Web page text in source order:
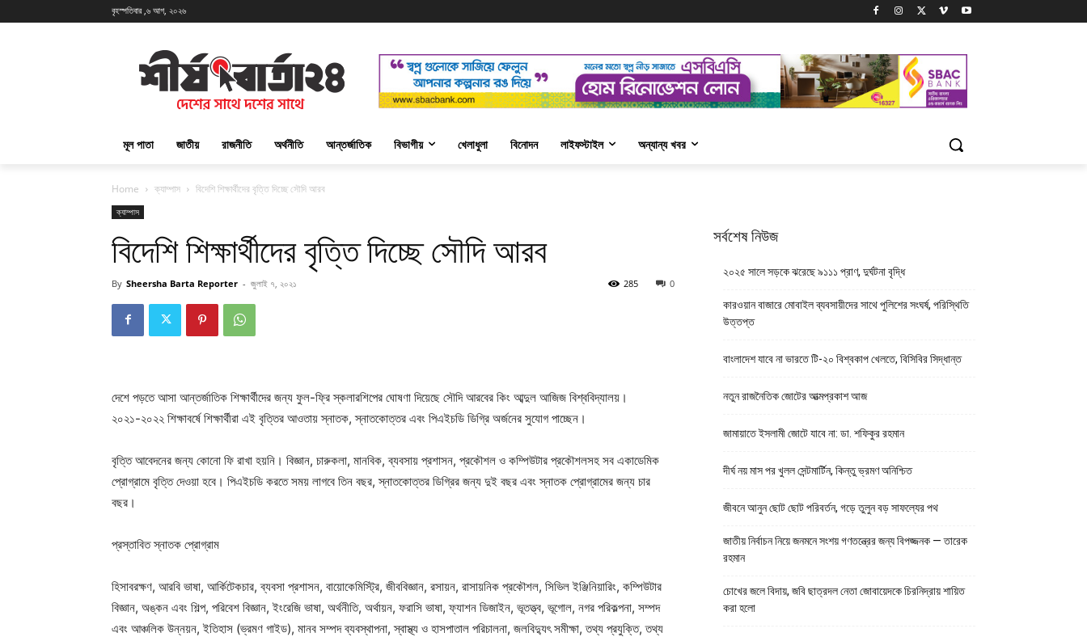
বৃহস্পতিবার ,৬ আগ, ২০২৬
মূল পাতা জাতীয় রাজনীতি অর্থনীতি আন্তর্জাতিক বিভাগীয় খেলাধুলা বিনোদন লাইফস্টাইল অন্যান্য খবর
Home ক্যাম্পাস বিদেশি শিক্ষার্থীদের বৃত্তি দিচ্ছে সৌদি আরব
ক্যাম্পাস
বিদেশি শিক্ষার্থীদের বৃত্তি দিচ্ছে সৌদি আরব
By Sheersha Barta Reporter - জুলাই ৭, ২০২১ 0
285
দেশে পড়তে আসা আন্তর্জাতিক শিক্ষার্থীদের জন্য ফুল-ফ্রি স্কলারশিপের ঘোষণা দিয়েছে সৌদি আরবের কিং আব্দুল আজিজ বিশ্ববিদ্যালয়।
২০২১-২০২২ শিক্ষাবর্ষে শিক্ষার্থীরা এই বৃত্তির আওতায় স্নাতক, স্নাতকোত্তর এবং পিএইচডি ডিগ্রি অর্জনের সুযোগ পাচ্ছেন।
বৃত্তি আবেদনের জন্য কোনো ফি রাখা হয়নি। বিজ্ঞান, চারুকলা, মানবিক, ব্যবসায় প্রশাসন, প্রকৌশল ও কম্পিউটার প্রকৌশলসহ সব একাডেমিক
প্রোগ্রামে বৃত্তি দেওয়া হবে। পিএইচডি করতে সময় লাগবে তিন বছর, স্নাতকোত্তর ডিগ্রির জন্য দুই বছর এবং স্নাতক প্রোগ্রামের জন্য চার
বছর।
প্রস্তাবিত স্নাতক প্রোগ্রাম
হিসাবরক্ষণ, আরবি ভাষা, আর্কিটেকচার, ব্যবসা প্রশাসন, বায়োকেমিস্ট্রি, জীববিজ্ঞান, রসায়ন, রাসায়নিক প্রকৌশল, সিভিল ইঞ্জিনিয়ারিং, কম্পিউটার
বিজ্ঞান, অঙ্কন এবং শিল্প, পরিবেশ বিজ্ঞান, ইংরেজি ভাষা, অর্থনীতি, অর্থায়ন, ফরাসি ভাষা, ফ্যাশন ডিজাইন, ভূতত্ত্ব, ভূগোল, নগর পরিকল্পনা, সম্পদ
এবং আঞ্চলিক উন্নয়ন, ইতিহাস (ভ্রমণ গাইড), মানব সম্পদ ব্যবস্থাপনা, স্বাস্থ্য ও হাসপাতাল পরিচালনা, জলবিদ্যুৎ সমীক্ষা, তথ্য প্রযুক্তি, তথ্য
সর্বশেষ নিউজ
২০২৫ সালে সড়কে ঝরেছে ৯১১১ প্রাণ, দুর্ঘটনা বৃদ্ধি
কারওয়ান বাজারে মোবাইল ব্যবসায়ীদের সাথে পুলিশের সংঘর্ষ, পরিস্থিতি
উত্তপ্ত
বাংলাদেশ যাবে না ভারতে টি-২০ বিশ্বকাপ খেলতে, বিসিবির সিদ্ধান্ত
নতুন রাজনৈতিক জোটের আত্মপ্রকাশ আজ
জামায়াতে ইসলামী জোটে যাবে না: ডা. শফিকুর রহমান
দীর্ঘ নয় মাস পর খুলল সেন্টমার্টিন, কিন্তু ভ্রমণ অনিশ্চিত
জীবনে আনুন ছোট ছোট পরিবর্তন, গড়ে তুলুন বড় সাফল্যের পথ
জাতীয় নির্বাচন নিয়ে জনমনে সংশয় গণতন্ত্রের জন্য বিপজ্জনক — তারেক
রহমান
চোখের জলে বিদায়, জবি ছাত্রদল নেতা জোবায়েদকে চিরনিদ্রায় শায়িত
করা হলো